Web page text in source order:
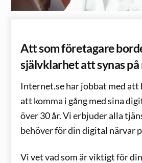
Att som företagare
självklarhet att synas
Internet.se har jobbat med att
att komma i gång med sina
över 30 år. Vi erbjuder alla
behöver för din digital närvar
Vi vet vad som är viktigt för